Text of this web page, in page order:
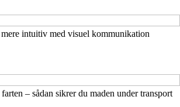
intuitiv med visuel kommunikation
– sådan sikrer du maden under transport